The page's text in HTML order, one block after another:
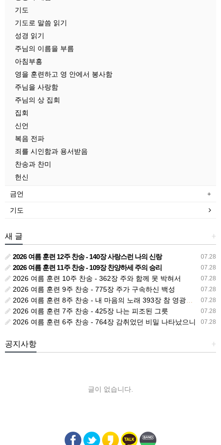
기도
기도로 말씀 읽기
성경 읽기
주님의 이름을 부름
아침부흥
영을 훈련하고 영 안에서 봉사함
주님을 사랑함
주님의 상 집회
집회
신언
복음 전파
죄를 시인함과 용서받음
찬송과 찬미
헌신
금언
기도
+
새 글
07.28
2026 여름 훈련 12주 찬송 - 140장 사랑스런 나의 신랑
07.28
2026 여름 훈련 11주 찬송 - 109장 찬양하세 주의 승리
07.28
2026 여름 훈련 10주 찬송 - 362장 주와 함께 못 박혀서
07.28
2026 여름 훈련 9주 찬송 - 775장 주가 구속하신 백성
07.28
2026 여름 훈련 8주 찬송 - 내 마음의 노래 393장 참 영광스런 우리 왕
07.28
2026 여름 훈련 7주 찬송 - 425장 나는 피조된 그릇
07.28
2026 여름 훈련 6주 찬송 - 764장 감취었던 비밀 나타났으니
+
공지사항
글이 없습니다.